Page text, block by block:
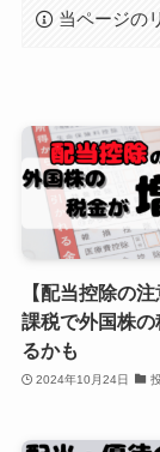
当ページの
【配当控除の
課税で外国株の
るかも
2024年10月24日